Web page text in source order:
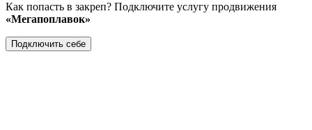
Как попасть в закреп? Подключите услугу продвижения
«Мегапоплавок»
Подключить себе